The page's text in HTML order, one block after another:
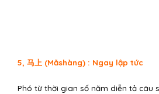
5, 马上 (Mǎshàng) : Ngay lập tức
Phó từ thời gian số năm diễn tả câu